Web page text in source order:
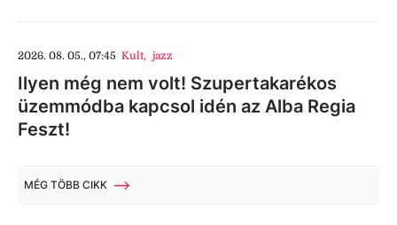
2026. 08. 05., 07:45 Kult, jazz
Ilyen még nem volt! Szupertakarékos
üzemmódba kapcsol idén az Alba Regia
Feszt!
MÉG TÖBB CIKK